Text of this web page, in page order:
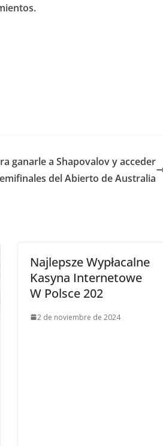
ganarle a Shapovalov y acceder
del Abierto de Australia
Najlepsze Wypłacalne
Kasyna Internetowe
W Polsce 202
2 de noviembre de 2024